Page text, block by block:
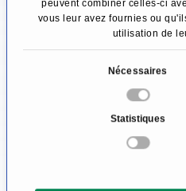
peuvent combiner celles-ci
vous leur avez fournies ou
utilisation de
Nécessaires
Statistiques
La maladie commence
des petites articulations
vertébrale et des
Parfois, d'autres
touchées, en particulier